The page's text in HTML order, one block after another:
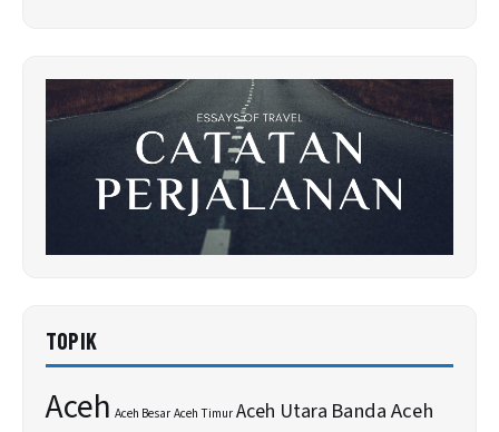
TOPIK
Aceh Aceh BesarAceh TimurAceh Utara Banda Aceh